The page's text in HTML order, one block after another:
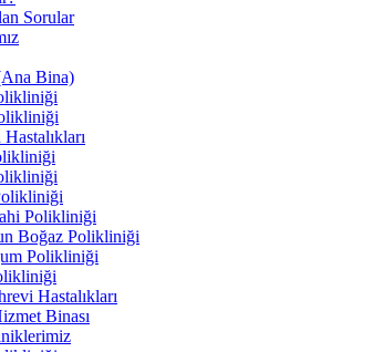
Sorular
Bina)
Polikliniği
Boğaz Polikliniği
Polikliniği
Hastalıkları
Binası